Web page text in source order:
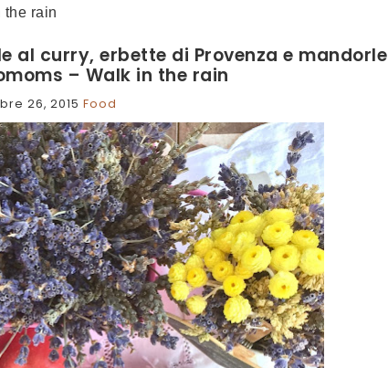
the rain
al curry, erbette di Provenza e mandorle
– Walk in the rain
26, 2015 Food